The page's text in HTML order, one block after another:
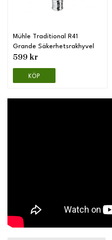
Mühle Traditional R41
Grande Säkerhetsrakhyvel
599 kr
KÖP